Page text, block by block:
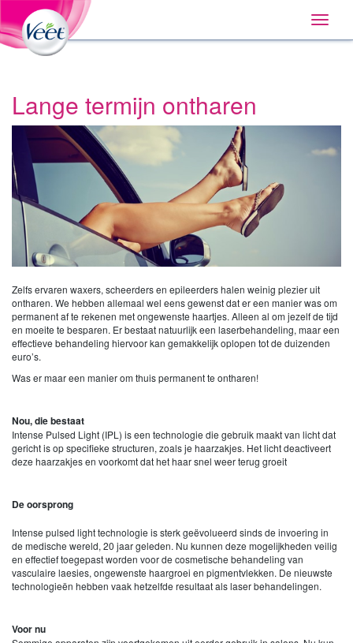
to:
Primary
Navigation,
Search
Huis
Navigation
Toggle
Lange termijn ontharen
Zelfs ervaren waxers, scheerders en epileerders halen weinig plezier uit
ontharen. We hebben allemaal wel eens gewenst dat er een manier was om
permanent af te rekenen met ongewenste haartjes. Alleen al om jezelf de tijd
en moeite te besparen. Er bestaat natuurlijk een laserbehandeling, maar een
effectieve behandeling hiervoor kan gemakkelijk oplopen tot de duizenden
euro’s.
Was er maar een manier om thuis permanent te ontharen!
Nou, die bestaat
Intense Pulsed Light (IPL) is een technologie die gebruik maakt van licht dat
gericht is op specifieke structuren, zoals je haarzakjes. Het licht deactiveert
deze haarzakjes en voorkomt dat het haar snel weer terug groeit
De oorsprong
Intense pulsed light technologie is sterk geëvolueerd sinds de invoering in
de medische wereld, 20 jaar geleden. Nu kunnen deze mogelijkheden veilig
en effectief toegepast worden voor de cosmetische behandeling van
vasculaire laesies, ongewenste haargroei en pigmentvlekken. De nieuwste
technologieën hebben vaak hetzelfde resultaat als laser behandelingen.
Voor nu